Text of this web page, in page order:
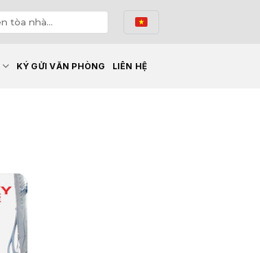
KÝ GỬI VĂN PHÒNG LIÊN HỆ